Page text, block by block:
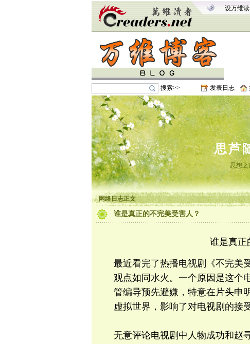
设万维
搜索>> 发表日志
思芦
思想之
网络日志正文
谁是真正的不完美受害人？
谁是真正
最近看完了热播电视剧《不完美
观点如同水火。一个原因是这个
管编导预先避嫌，特意在片头申
虚拟世界，影响了对电视剧的接受
无意评论电视剧中人物成功和赵